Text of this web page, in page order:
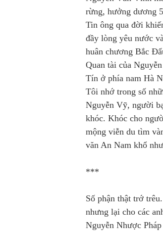
rừng, hưởng dương
Tin ông qua đời
đầy lòng yêu nước
huân chương Bắc
Quan tài của
Tín ở phía nam Hà
Tôi nhớ trong số
Nguyễn Vỹ, người
khóc. Khóc cho
mộng viễn du tìm
văn An Nam khổ
***
Số phận thật trớ
nhưng lại cho các
Nguyễn Nhược